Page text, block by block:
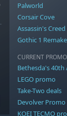
Palworld
Corsair Cove
Assassin's
Gothic 1 Remake
CURRENT
Bethesda's 40th
LEGO promo
Take-Two deals
Devolver Promo
KOEI TECMO